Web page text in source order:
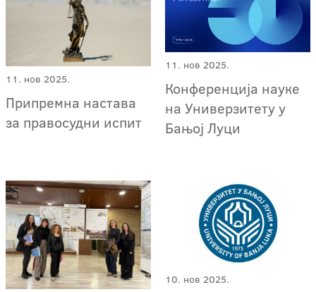
11. нов 2025.
Припремна настава
за правосудни испит
11. нов 2025.
Конференција науке
на Универзитету у
Бањој Луци
10. нов 2025.